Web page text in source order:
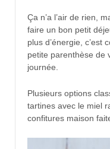
Ça n’a l’air de rien,
faire un bon petit
plus d’énergie, c’est
petite parenthèse de
journée.
Plusieurs options
tartines avec le miel
confitures maison